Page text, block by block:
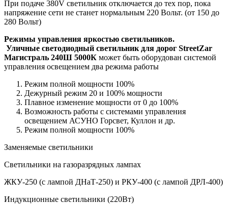
При подаче 380V светильник отключается до тех пор, пока
напряжение сети не станет нормальным 220 Вольт. (от 150 до
280 Вольт)
Режимы управления яркостью светильников.
Уличные светодиодный светильник для дорог StreetZar
Магистраль 240Ш 5000К может быть оборудован системой
управления освещением два режима работы
Режим полной мощности 100%
Дежурный режим 20 и 100% мощности
Плавное изменение мощности от 0 до 100%
Возможность работы с системами управления
освещением АСУНО Горсвет, Куллон и др.
Режим полной мощности 100%
Заменяемые светильники
Светильники на газоразрядных лампах
ЖКУ-250 (с лампой ДНаТ-250) и РКУ-400 (с лампой ДРЛ-400)
Индукционные светильники (220Вт)